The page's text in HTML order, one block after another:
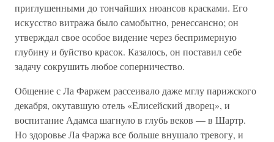
приглушенными до тончайших нюансов красками. Его
искусство витража было самобытно, ренессансно; он
утверждал свое особое видение через беспримерную
глубину и буйство красок. Казалось, он поставил себе
задачу сокрушить любое соперничество.
Общение с Ла Фаржем рассеивало даже мглу парижского
декабря, окутавшую отель «Елисейский дворец», и
воспитание Адамса шагнуло в глубь веков — в Шартр.
Но здоровье Ла Фаржа все больше внушало тревогу, и